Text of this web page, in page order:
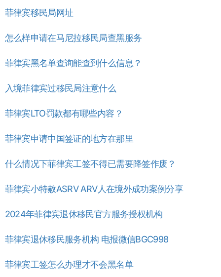
菲律宾移民局网址
怎么样申请在马尼拉移民局查黑服务
菲律宾黑名单查询能查到什么信息？
入境菲律宾过移民局注意什么
菲律宾LTO罚款都有哪些内容？
菲律宾申请中国签证的地方在那里
什么情况下菲律宾工签不得已需要降签作废？
菲律宾小特赦ASRV ARV人在境外成功案例分享
2024年菲律宾退休移民官方服务授权机构
菲律宾退休移民服务机构 电报微信BGC998
菲律宾工签怎么办理才不会黑名单